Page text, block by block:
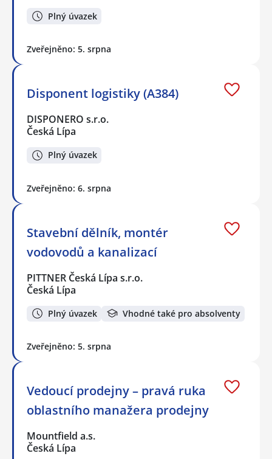
Plný úvazek
Zveřejněno: 5. srpna
Disponent logistiky (A384)
DISPONERO s.r.o.
Česká Lípa
Plný úvazek
Zveřejněno: 6. srpna
Stavební dělník, montér
vodovodů a kanalizací
PITTNER Česká Lípa s.r.o.
Česká Lípa
Plný úvazek Vhodné také pro absolventy
Zveřejněno: 5. srpna
Vedoucí prodejny – pravá ruka
oblastního manažera prodejny
Mountfield a.s.
Česká Lípa